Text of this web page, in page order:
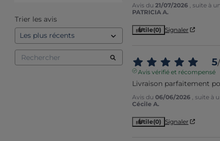
Trier les avis
Avis du 21/07/2026
, suite à
PATRICIA A.
Utile(0) Signaler
5/
Avis vérifié et récompensé
Livraison parfaitement
Avis du 06/06/2026
, suite à
Cécile A.
Utile(0) Signaler